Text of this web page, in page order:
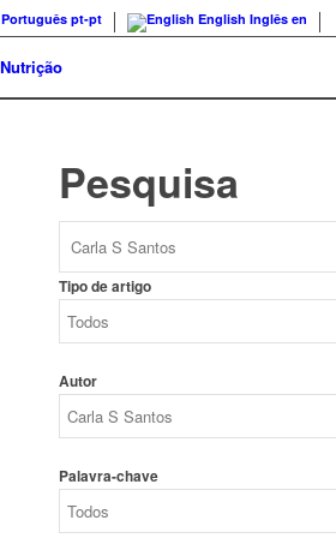
Português pt-pt English Inglês en
Pesquisa
Tipo de artigo
Autor
Palavra-chave